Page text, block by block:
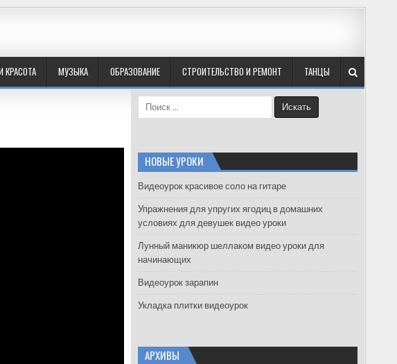
КРАСОТА МУЗЫКА ОБРАЗОВАНИЕ СТРОИТЕЛЬСТВО И РЕМОНТ ТАНЦЫ
e
h
f
r
:
НОВЫЕ УРОКИ
Видеоурок красивое соло на гитаре
Упражнения для упругих ягодиц в домашних
условиях для девушек видео уроки
Лунный маникюр шеллаком видео уроки для
начинающих
Видеоурок зарапин
Укладка плитки видеоурок
АРХИВЫ